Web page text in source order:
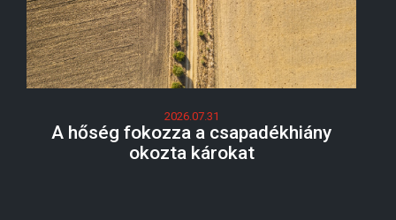
2026.07.31
A hőség fokozza a csapadékhiány
okozta károkat